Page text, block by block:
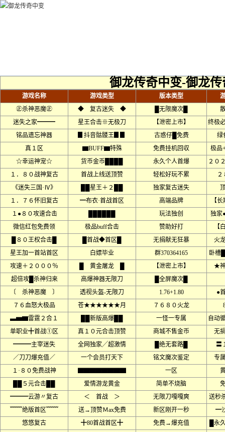
御龙传奇中变-御龙
游戏名称 游戏类型 版本类型
㊣杀神恶魔㊣
◆ 复古迷失 ◆ █无限魔次█
迷失之家━━━
星王合击※无极刀 【泄密上市】
终极
铭品遗忘神器
▊抖音骷髅王▊▊ 古惑仔█免费
绿
真１区
▆BUFF▆特殊 免费挂机回収
极品
☆幸运神宠☆
货币金币████ 永久个人首爆
２０
１．８０战神复古
首战上线送顶赞 轻松好玩不累
《迷失三国·Ⅳ》
██星王＋２██ 独家复古迷失
１．７６怀旧复古
━布衣·首战首区 高端品牌
【
１●８０攻速合击
玩法独创
独家
微信红包免费领
极品buff合击 赞助好打
【
█８０王权合击█
█首战◆首区█ 无捐献无狂暴
火
星王加一首站首区
白嫖毕业 群370364165
卧槽
攻速＋２０００％
█ 黄金屠龙 █ 【泄密上市】
★
超倍攻█杀神归来
高爆神器无限刀
█全屏魔次█
〔 杀神恶魔 〕
透视头盔-无限刀 1.76+1.80
●
７６血怒大极品
苍★★★★★★月 ７６８０火龙
▃▅▆雷霆２合１
██新版高爆██ 一怪一专属
自动
单职业╋首战①区
真１０元合击顶赞 商城不售金币
无
━━━主宰迷失
全网独家╱超激情 █绝无套路█
〓
／刀刀爆充值／
一个会员打天下 铭文魔次鉴定
专
１·８０免费战神
一区
██５元合击██
爱情游龙黄金 简单不烧脑
━━━云游〃复古
＜ 首战 ＞ 无限刀嘎嘎爽
送秒
﹌﹌绝版首区﹌﹌
送→顶赞Ｍax免费 新区刚开一秒
━
悠悠复古
╋80首战首区╋ 免费→爆充值
█永